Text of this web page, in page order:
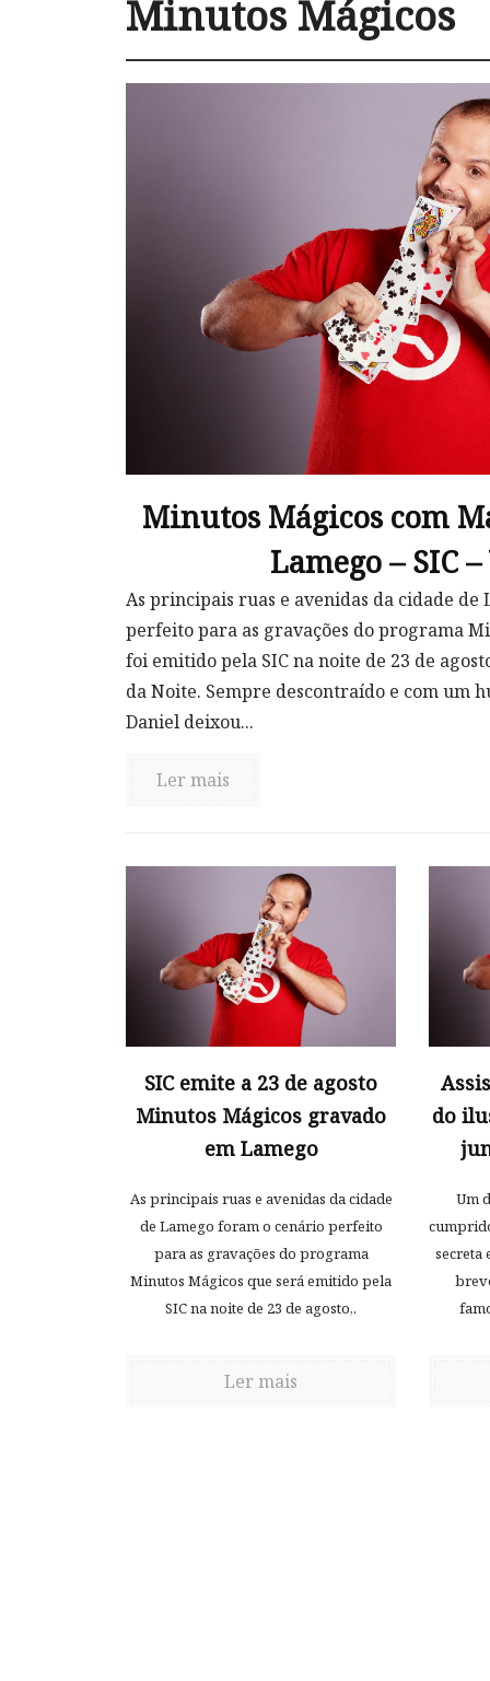
Minutos Mágicos
Minutos Mágicos com
Lamego – SIC
As principais ruas e avenidas da cidade
perfeito para as gravações do programa
foi emitido pela SIC na noite de 23 de
da Noite. Sempre descontraído e com um
Daniel deixou...
Ler mais
SIC emite a 23 de agosto
Minutos Mágicos gravado
em Lamego
As principais ruas e avenidas da cidade
de Lamego foram o cenário perfeito
para as gravações do programa
Minutos Mágicos que será emitido pela
SIC na noite de 23 de agosto,.
Ler mais
do
Um
secreta